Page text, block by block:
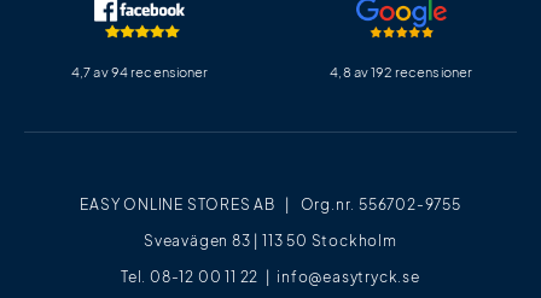
EASY ONLINE STORES AB | Org.nr. 556702-9755
Sveavägen 83 | 113 50 Stockholm
Tel. 08-12 00 11 22 | info@easytryck.se
4,7 av 94 recensioner 4,8 av 192 recensioner